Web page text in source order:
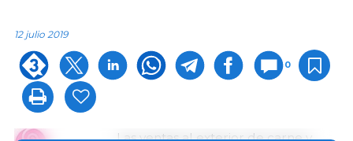
12 julio 2019
0
Las ventas al exterior de carne y